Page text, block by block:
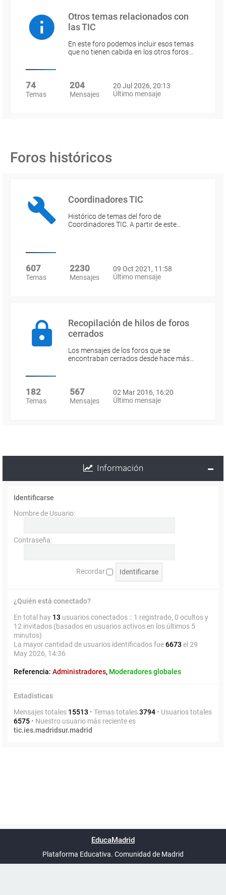
Otros temas relacionados con
las TIC
En este foro podemos incluir esos temas
que no tienen cabida en los otros foros…
74
Temas
204
Mensajes
20 Jul 2026, 20:13
Último mensaje
Foros históricos
Coordinadores TIC
Histórico de temas del foro de
Coordinadores TIC. A partir de este…
607
Temas
2230
Mensajes
09 Oct 2021, 11:58
Último mensaje
Recopilación de hilos de foros
cerrados
Los mensajes de los foros que se
encontraban cerrados desde hace más…
182
Temas
567
Mensajes
02 Mar 2016, 16:20
Último mensaje
Información
Identificarse
Nombre de Usuario:
Contraseña:
Recordar
¿Quién está conectado?
En total hay 13 usuarios conectados :: 1 registrado, 0 ocultos y
12 invitados (basados en usuarios activos en los últimos 5
minutos)
La mayor cantidad de usuarios identificados fue6673 el 29
May 2026, 14:36
Referencia: Administradores, Moderadores globales
Estadísticas
Mensajes totales 15513 • Temas totales3794 • Usuarios totales
6575 • Nuestro usuario más reciente es
tic.ies.madridsur.madrid
UTC+02:00
phpBB España
EducaMadrid
Plataforma Educativa. Comunidad de Madrid